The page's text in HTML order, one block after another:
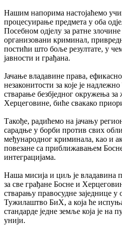
Нашим напорима настојаћемо
процесуирање предмета у оба
Посебном одјелу за ратне
организовани криминал,
постићи што боље резултате, у
јавности и грађана.
Јачање владавине права,
незаконитости за које је
стварање безбједног окружења
Херцеговине, биће свакако
Такође, радићемо на јачању
сарадње у борби против свих
међународног криминала, као и
повезане са приближавањем
интеграцијама.
Наша мисија и циљ је владавина
за све грађане Босне и
стварању правосудне заједнице у
Тужилаштво БиХ, а која ће
стандарде једне земље која је на
унији.